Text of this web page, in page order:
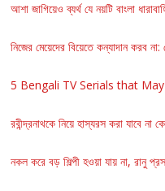
আশা জাগিয়েও ব্যর্থ যে নয়টি বাংলা
নিজের মেয়েদের বিয়েতে কন্যাদান করব না:
5 Bengali TV Serials that
রবীন্দ্রনাথকে নিয়ে হাস্যরস করা যাবে না
নকল করে বড় শিল্পী হওয়া যায় না, রানু